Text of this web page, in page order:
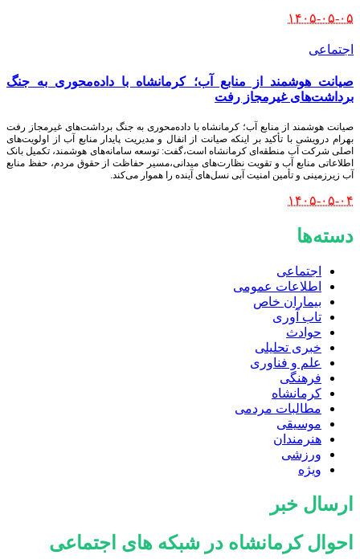
۱۴۰۵-۰۵-۰۵
اجتماعی
صیانت هوشمند از منابع آب؛ کرمانشاه با داده‌محوری به جنگ
برداشت‌های غیرمجاز رفت
صیانت هوشمند از منابع آب؛ کرمانشاه با داده‌محوری به جنگ برداشت‌های غیرمجاز رفت
بهرام درویشی با تأکید بر اینکه صیانت از انفال و مدیریت پایدار منابع آب از اولویت‌های
اصلی شرکت آب منطقه‌ای کرمانشاه است،گفت: توسعه سامانه‌های هوشمند، تکمیل بانک
اطلاعاتی منابع آب و تقویت نظارت‌های میدانی،مسیر حفاظت از حقوق مردم، حفظ منابع
آب زیرزمینی و تأمین امنیت آبی نسل‌های آینده را هموار می‌کند.
۱۴۰۵-۰۵-۰۴
دسته‌ها
اجتماعی
اطلاعات عمومی
بیماران خاص
تاب آوری
حوادث
خبری تحلیلی
علم و فناوری
فرهنگی
کرمانشاه
مطالبات مردمی
موسیقی
هنرمندان
ورزشی
ویژه
ارسال خبر
احوال کرمانشاه در شبکه های اجتماعی